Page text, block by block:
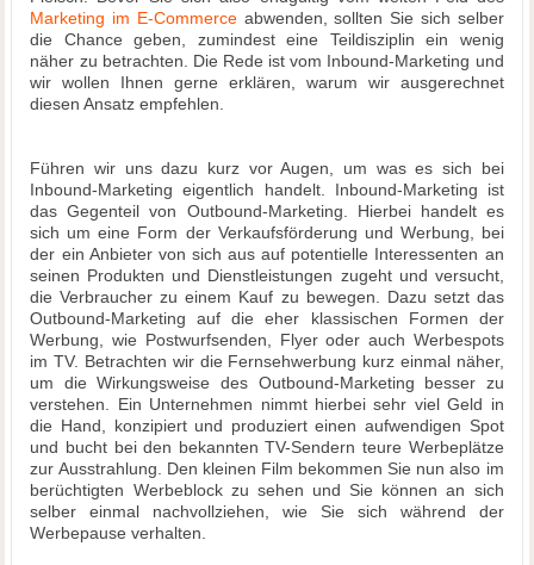
Marketing im E-Commerce abwenden, sollten Sie sich selber
die Chance geben, zumindest eine Teildisziplin ein wenig
näher zu betrachten. Die Rede ist vom Inbound-Marketing und
wir wollen Ihnen gerne erklären, warum wir ausgerechnet
diesen Ansatz empfehlen.
Führen wir uns dazu kurz vor Augen, um was es sich bei
Inbound-Marketing eigentlich handelt. Inbound-Marketing ist
das Gegenteil von Outbound-Marketing. Hierbei handelt es
sich um eine Form der Verkaufsförderung und Werbung, bei
der ein Anbieter von sich aus auf potentielle Interessenten an
seinen Produkten und Dienstleistungen zugeht und versucht,
die Verbraucher zu einem Kauf zu bewegen. Dazu setzt das
Outbound-Marketing auf die eher klassischen Formen der
Werbung, wie Postwurfsenden, Flyer oder auch Werbespots
im TV. Betrachten wir die Fernsehwerbung kurz einmal näher,
um die Wirkungsweise des Outbound-Marketing besser zu
verstehen. Ein Unternehmen nimmt hierbei sehr viel Geld in
die Hand, konzipiert und produziert einen aufwendigen Spot
und bucht bei den bekannten TV-Sendern teure Werbeplätze
zur Ausstrahlung. Den kleinen Film bekommen Sie nun also im
berüchtigten Werbeblock zu sehen und Sie können an sich
selber einmal nachvollziehen, wie Sie sich während der
Werbepause verhalten.